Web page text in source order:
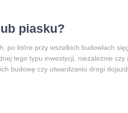
piasku?
po które przy wszelkich budowlach
tego typu inwestycji, niezależnie czy
budowę czy utwardzaniu drogi